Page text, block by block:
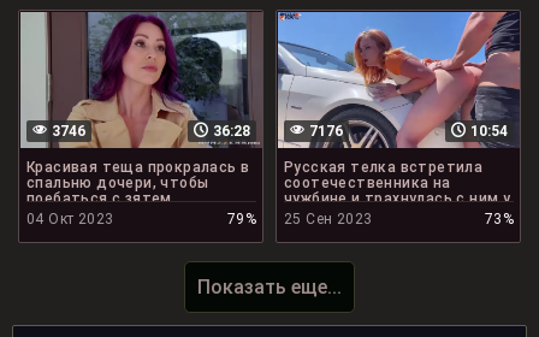
36:28
3746
Красивая теща прокралась в
спальню дочери, чтобы
поебаться с зятем
04 Окт 2023
79%
10:54
7176
Русская телка встретила
соотечественника на
чужбине и трахнулась с ним у
дороги
25 Сен 2023 73%
Показать еще...